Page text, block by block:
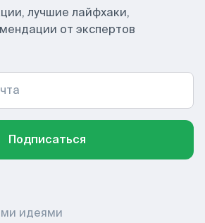
лучшие лайфхаки,
от экспертов
Подписаться
идеями